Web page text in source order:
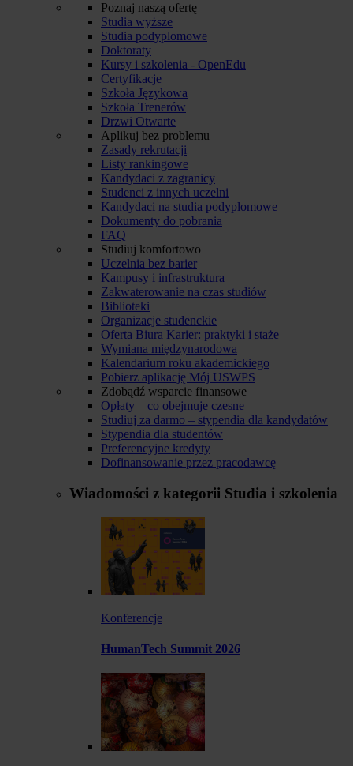
Poznaj naszą ofertę
Studia wyższe
Studia podyplomowe
Doktoraty
Kursy i szkolenia - OpenEdu
Certyfikacje
Szkoła Językowa
Szkoła Trenerów
Drzwi Otwarte
Aplikuj bez problemu
Zasady rekrutacji
Listy rankingowe
Kandydaci z zagranicy
Studenci z innych uczelni
Kandydaci na studia podyplomowe
Dokumenty do pobrania
FAQ
Studiuj komfortowo
Uczelnia bez barier
Kampusy i infrastruktura
Zakwaterowanie na czas studiów
Biblioteki
Organizacje studenckie
Oferta Biura Karier: praktyki i staże
Wymiana międzynarodowa
Kalendarium roku akademickiego
Pobierz aplikację Mój USWPS
Zdobądź wsparcie finansowe
Opłaty – co obejmuje czesne
Studiuj za darmo – stypendia dla kandydatów
Stypendia dla studentów
Preferencyjne kredyty
Dofinansowanie przez pracodawcę
Wiadomości z kategorii Studia i szkolenia
Konferencje
HumanTech Summit 2026